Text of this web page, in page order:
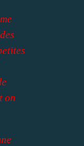
on